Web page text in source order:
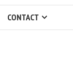
CONTACT